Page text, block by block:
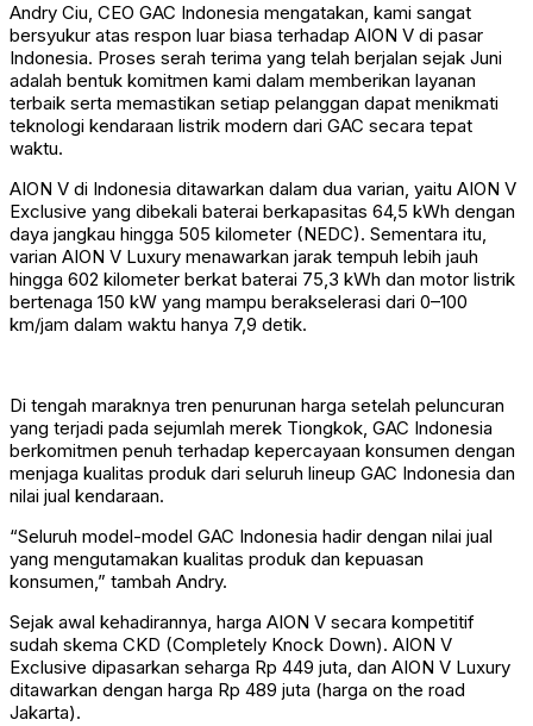
Andry Ciu, CEO GAC Indonesia mengatakan, kami sangat
bersyukur atas respon luar biasa terhadap AION V di pasar
Indonesia. Proses serah terima yang telah berjalan sejak Juni
adalah bentuk komitmen kami dalam memberikan layanan
terbaik serta memastikan setiap pelanggan dapat menikmati
teknologi kendaraan listrik modern dari GAC secara tepat
waktu.
AION V di Indonesia ditawarkan dalam dua varian, yaitu AION V
Exclusive yang dibekali baterai berkapasitas 64,5 kWh dengan
daya jangkau hingga 505 kilometer (NEDC). Sementara itu,
varian AION V Luxury menawarkan jarak tempuh lebih jauh
hingga 602 kilometer berkat baterai 75,3 kWh dan motor listrik
bertenaga 150 kW yang mampu berakselerasi dari 0–100
km/jam dalam waktu hanya 7,9 detik.
Di tengah maraknya tren penurunan harga setelah peluncuran
yang terjadi pada sejumlah merek Tiongkok, GAC Indonesia
berkomitmen penuh terhadap kepercayaan konsumen dengan
menjaga kualitas produk dari seluruh lineup GAC Indonesia dan
nilai jual kendaraan.
“Seluruh model-model GAC Indonesia hadir dengan nilai jual
yang mengutamakan kualitas produk dan kepuasan
konsumen,” tambah Andry.
Sejak awal kehadirannya, harga AION V secara kompetitif
sudah skema CKD (Completely Knock Down). AION V
Exclusive dipasarkan seharga Rp 449 juta, dan AION V Luxury
ditawarkan dengan harga Rp 489 juta (harga on the road
Jakarta).